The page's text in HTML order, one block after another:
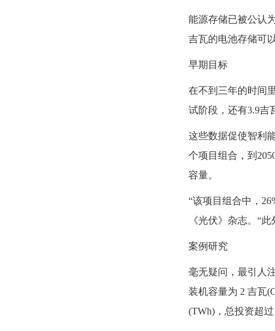
能源存储已被公认
吉瓦的电池存储可
早期目标
在不到三年的时间
试阶段，还有3.9吉
这些数据促使智利
个项目组合，到
容量。
“该项目组合中，
《光伏》杂志。“
案例研究
毫无疑问，最引人
装机容量为 2 吉瓦
(TWh)，总投资超